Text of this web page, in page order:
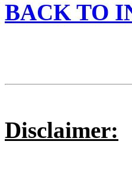
BACK TO
Disclaimer: